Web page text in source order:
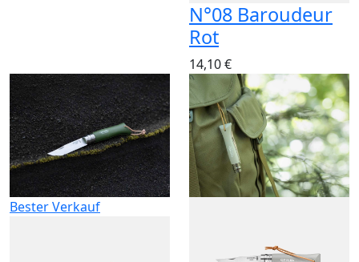
N°08 Baroudeur
Rot
14,10 €
Bester Verkauf